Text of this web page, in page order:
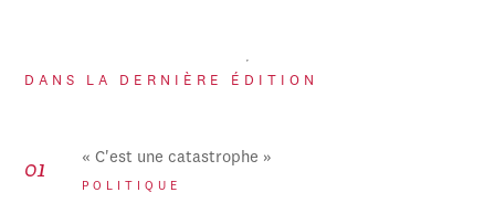
DANS LA DERNIÈRE ÉDITION
« C'est une catastrophe »
POLITIQUE